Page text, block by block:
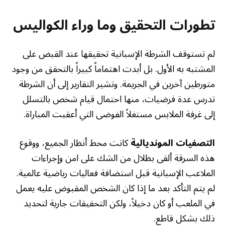
تطورات التحقيق وما وراء الكواليس
لم تستوقف الشرطة الإسبانية تحقيقها عند القبض على
المشتبه به الأول. بل أبدت اهتماماً كبيراً بالتحقق من وجود
متورطين آخرين في الجريمة. وتشير التقارير إلى أن الشرطة
تدرس عدة فرضيات، منها احتمال قيام شخص بالتسلل
إلى غرفة الملابس مستغلاً الفوضى التي أعقبت المباراة.
التصفيات الموندياليةكانت محط أنظار الجميع، ووقوع
هذه السرقة ألقى بظلال من الشك على امن وإجراءات
الملاعب الإسبانية قبل استضافة فعاليات رياضية عالمية.
لم يتم التأكد بعد ما إذا كان الشخص المقبوض عليه يعمل
في الملعب أو كان دخيلاً، ولكن التحقيقات جارية لتحديد
ذلك بشكل قاطع.